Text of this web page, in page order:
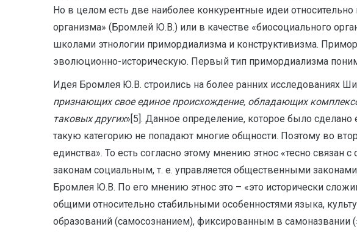
Но в целом есть две наиболее конкурентные идеи
организма» (Бромлей Ю.В.) или в качестве «биосоциального
школами этнологии примордиализма и конструктивизма.
эволюционно-историческую. Первый тип примордиализма
Идея Бромлея Ю.В. строились на более ранних исследованиях
признающих свое единое происхождение, обладающих
таковых других»[5]. Данное определение, которое было
такую категорию не попадают многие общности. Поэтому во
единства». То есть согласно этому мнению этнос «тесно
законам социальным, т. е. управляется общественными
Бромлея Ю.В. По его мнению этнос это – «это исторически
общими относительно стабильными особенностями языка,
образований (самосознанием), фиксированным в самоназвании